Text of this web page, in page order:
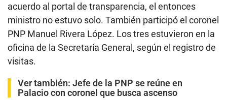
acuerdo al portal de transparencia, el entonces
ministro no estuvo solo. También participó el coronel
PNP Manuel Rivera López. Los tres estuvieron en la
oficina de la Secretaría General, según el registro de
visitas.
Ver también: Jefe de la PNP se reúne en
Palacio con coronel que busca ascenso